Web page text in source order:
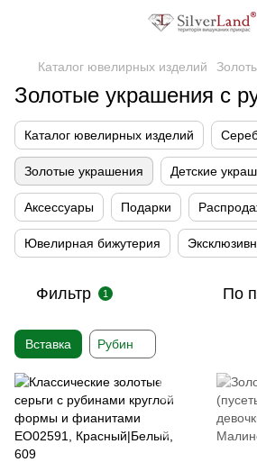
Каталог ювелирных изделий
Золотые украшения с
Каталог ювелирных изделий
Золотые украшения Детские
Аксессуары Подарки
Ювелирная бижутерия
Фильтр 1 По
Вставка Рубин